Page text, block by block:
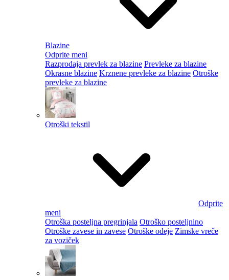
Blazine
Odprite meni
Razprodaja prevlek za blazine Prevleke za blazine
Okrasne blazine Krznene prevleke za blazine Otroške
prevleke za blazine
Otroški tekstil
Odprite
meni
Otroška posteljna pregrinjala Otroško posteljnino
Otroške zavese in zavese Otroške odeje Zimske vreče
za voziček